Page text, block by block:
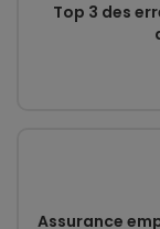
Top 3 des
Assurance